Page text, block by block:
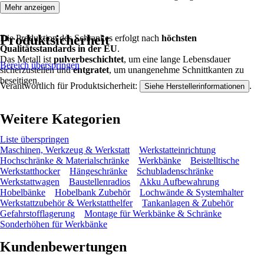
Die Produktion des Schrankes erfolgt nach höchsten
Qualitätsstandards in der EU.
Das Metall ist pulverbeschichtet, um eine lange Lebensdauer
sicherzustellen undentgratet, um unangenehme Schnittkanten zu
beseitigen.
Mehr anzeigen
Produktsicherheit
Bereich überspringen
Verantwortlich für Produktsicherheit: Siehe Herstellerinformationen .
Weitere Kategorien
Liste überspringen
Maschinen, Werkzeug & Werkstatt
Werkstatteinrichtung
Hochschränke & Materialschränke
Werkbänke
Beistelltische
Werkstatthocker
Hängeschränke
Schubladenschränke
Werkstattwagen
Baustellenradios
Akku Aufbewahrung
Hobelbänke
Hobelbank Zubehör
Lochwände & Systemhalter
Werkstattzubehör & Werkstatthelfer
Tankanlagen & Zubehör
Gefahrstofflagerung
Montage für Werkbänke & Schränke
Sonderhöhen für Werkbänke
Kundenbewertungen